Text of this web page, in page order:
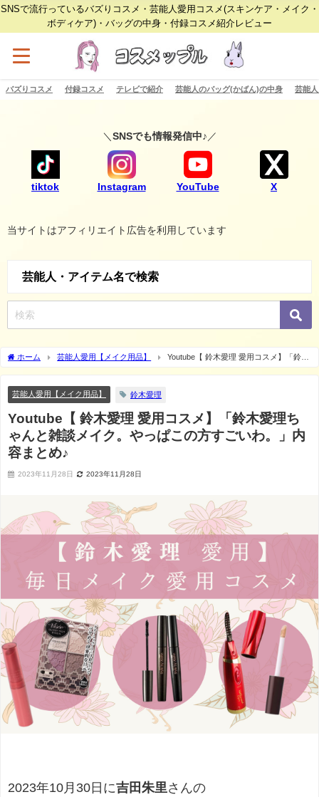
SNSで流行っているバズりコスメ・芸能人愛用コスメ(スキンケア・メイク・
ボディケア)・バッグの中身・付録コスメ紹介レビュー
バズりコスメ 付録コスメ テレビで紹介 芸能人のバッグ(かばん)の中身 芸能
＼ SNSでも情報発信中♪ ／
tiktok Instagram YouTube X
当サイトはアフィリエイト広告を利用しています
芸能人・アイテム名で検索
ホーム 芸能人愛用【メイク用品】
Youtube【 鈴木愛理 愛用コスメ】「鈴木
愛理ちゃんと雑談メイク。やっぱこの方すごいわ。」内容まとめ♪
芸能人愛用【メイク用品】 鈴木愛理
Youtube【 鈴木愛理 愛用コスメ】「鈴木愛理ち
ゃんと雑談メイク。やっぱこの方すごいわ。」内
容まとめ♪
2023年11月28日 2023年11月28日
2023年10月30日に吉田朱里さんの